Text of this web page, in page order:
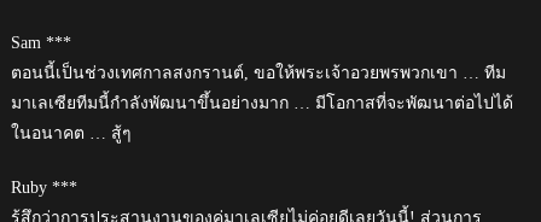
Sam ***
ตอนนี้เป็นช่วงเทศกาลสงกรานต์, ขอให้พระเจ้าอวยพรพวกเขา … ทีม
มาเลเซียทีมนี้กำลังพัฒนาขึ้นอย่างมาก … มีโอกาสที่จะพัฒนาต่อไปได้
ในอนาคต … สู้ๆ
Ruby ***
รู้สึกว่าการประสานงานของคู่มาเลเซียไม่ค่อยดีเลยวันนี้! ส่วนการ